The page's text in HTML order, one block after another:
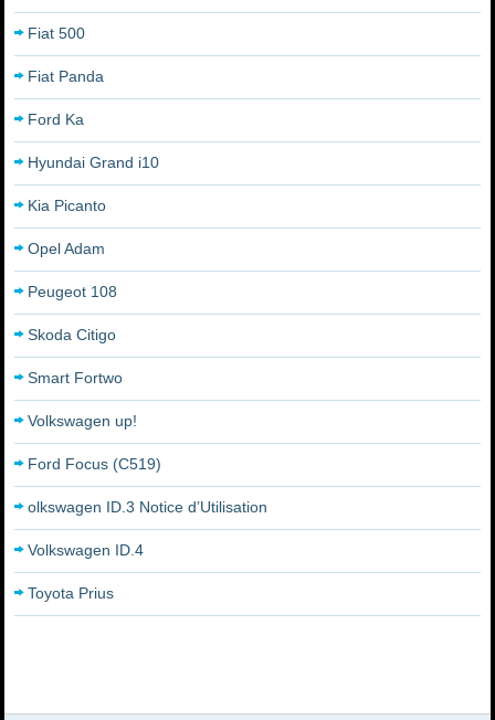
Fiat 500
Fiat Panda
Ford Ka
Hyundai Grand i10
Kia Picanto
Opel Adam
Peugeot 108
Skoda Citigo
Smart Fortwo
Volkswagen up!
Ford Focus (C519)
olkswagen ID.3 Notice d’Utilisation
Volkswagen ID.4
Toyota Prius